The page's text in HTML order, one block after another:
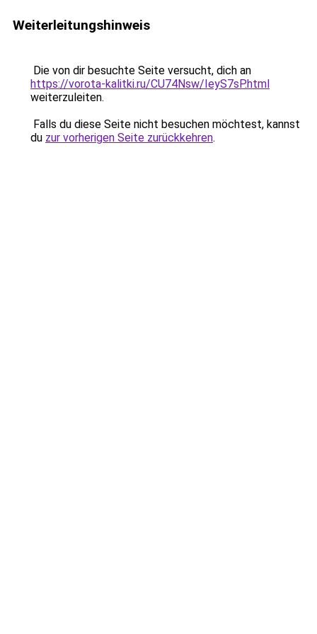
Weiterleitungshinweis
Die von dir besuchte Seite versucht, dich an
https://vorota-kalitki.ru/CU74Nsw/IeyS7sP.html
weiterzuleiten.
Falls du diese Seite nicht besuchen möchtest, kannst
du zur vorherigen Seite zurückkehren.